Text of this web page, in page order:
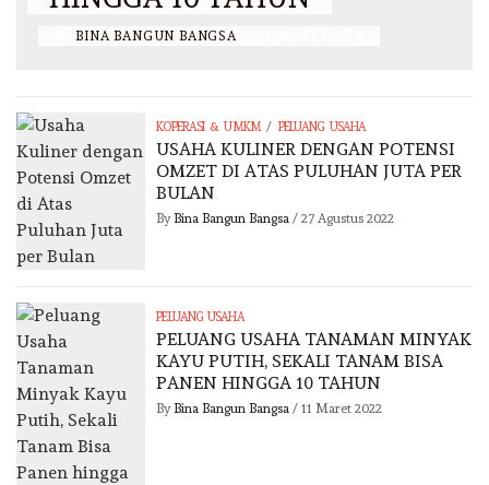
BINA BANGUN BANGSA
KOPERASI & UMKM / PELUANG USAHA
USAHA KULINER DENGAN POTENSI
OMZET DI ATAS PULUHAN JUTA PER
BULAN
By Bina Bangun Bangsa / 27 Agustus 2022
PELUANG USAHA
PELUANG USAHA TANAMAN MINYAK
KAYU PUTIH, SEKALI TANAM BISA
PANEN HINGGA 10 TAHUN
By Bina Bangun Bangsa / 11 Maret 2022